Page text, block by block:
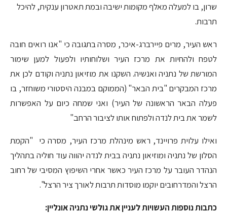
שרון, בו למעלה מאלף מקומות ישיבה ובמת תאטרון ענקית, להיכל
תרבות.
ראש העיר, מרים פיירברג-איכר, מסרה בתגובה כי "אנו רואים חובה
לטפח ולהחיות את מרכז העיר ושלוחותיו ולפעול למען שימור
המורשת של נתניה ואנשיה. השקנו את מוזיאון נתניה וקודם לכן את
מרכז המבקרים "בית הבאר" (הממוקם במבנה היסטורי משוחזר, בו
פעלה הבאר הראשונה של העיר) ואני שמחה כיום על האפשרות
לשמר את בית לנדה ולפתוח אותו לציבור הרחב."
ואילו עלוית פרויינד, ראש מינהלת מרכז העיר, מסרה כי "הקמת
הסלון של נתניה ומוזיאון נתניה בבית לנדה יהווה עוד חוליה בתהליך
הנהדר העובר על מרכז העיר כאשר אחרי השיפוץ המסיבי של רחוב
הרצל והמדרחובים יוקמו מוסדות תרבות לאורך ציר הרצל".
כתבות נוספות העשויות לעניין את גולשי נתניה אונליין: